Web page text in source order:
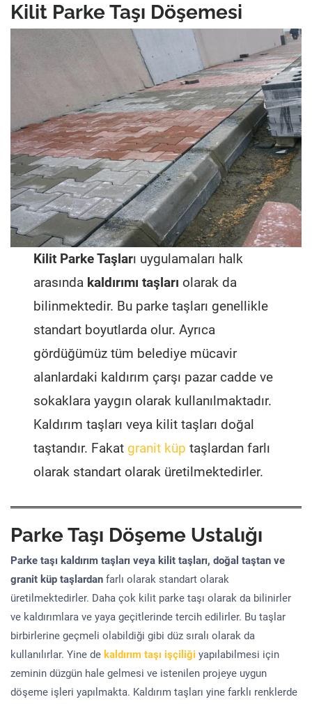
Kilit Parke Taşı Döşemesi
Kilit Parke Taşları uygulamaları halk
arasında kaldırımı taşları olarak da
bilinmektedir. Bu parke taşları genellikle
standart boyutlarda olur. Ayrıca
gördüğümüz tüm belediye mücavir
alanlardaki kaldırım çarşı pazar cadde ve
sokaklara yaygın olarak kullanılmaktadır.
Kaldırım taşları veya kilit taşları doğal
taştandır. Fakat granit küp taşlardan farlı
olarak standart olarak üretilmektedirler.
Parke Taşı Döşeme Ustalığı
Parke taşı kaldırım taşları veya kilit taşları, doğal taştan ve
granit küp taşlardan farlı olarak standart olarak
üretilmektedirler. Daha çok kilit parke taşı olarak da bilinirler
ve kaldırımlara ve yaya geçitlerinde tercih edilirler. Bu taşlar
birbirlerine geçmeli olabildiği gibi düz sıralı olarak da
kullanılırlar. Yine de kaldırım taşı işçiliği yapılabilmesi için
zeminin düzgün hale gelmesi ve istenilen projeye uygun
döşeme işleri yapılmakta. Kaldırım taşları yine farklı renklerde